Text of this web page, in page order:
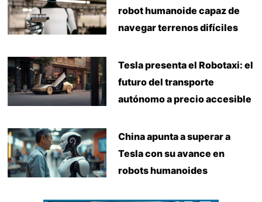
robot humanoide capaz de
navegar terrenos difíciles
Tesla presenta el Robotaxi: el
futuro del transporte
autónomo a precio accesible
China apunta a superar a
Tesla con su avance en
robots humanoides